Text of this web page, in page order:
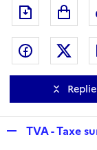
Exporter
Partager
TVA - Taxe